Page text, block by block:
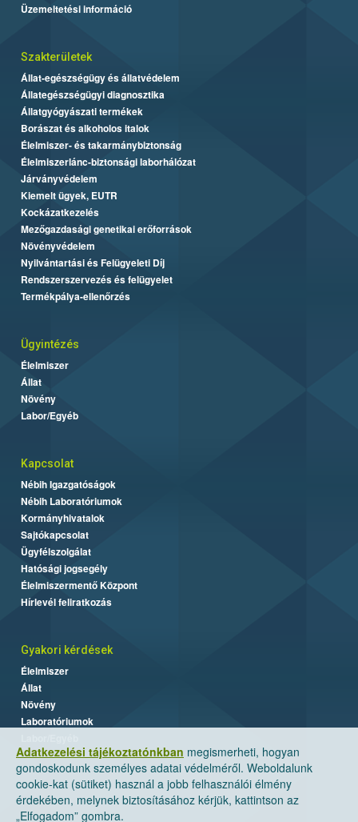
Adatkezelési tájékoztatónkban megismerheti, hogyan
gondoskodunk személyes adatai védelméről. Weboldalunk
cookie-kat (sütiket) használ a jobb felhasználói élmény
érdekében, melynek biztosításához kérjük, kattintson az
„Elfogadom” gombra.
Üzemeltetési információ
Szakterületek
Állat-egészségügy és állatvédelem
Állategészségügyi diagnosztika
Állatgyógyászati termékek
Borászat és alkoholos italok
Élelmiszer- és takarmánybiztonság
Élelmiszerlánc-biztonsági laborhálózat
Járványvédelem
Kiemelt ügyek, EUTR
Kockázatkezelés
Mezőgazdasági genetikai erőforrások
Növényvédelem
Nyilvántartási és Felügyeleti Díj
Rendszerszervezés és felügyelet
Termékpálya-ellenőrzés
Ügyintézés
Élelmiszer
Állat
Növény
Labor/Egyéb
Kapcsolat
Nébih Igazgatóságok
Nébih Laboratóriumok
Kormányhivatalok
Sajtókapcsolat
Ügyfélszolgálat
Hatósági jogsegély
Élelmiszermentő Központ
Hírlevél feliratkozás
Gyakori kérdések
Élelmiszer
Állat
Növény
Laboratóriumok